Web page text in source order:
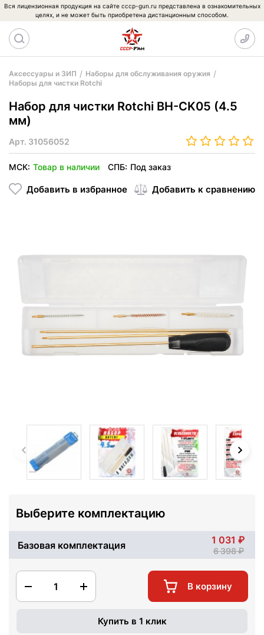
Вся лицензионная продукция на сайте cccp-gun.ru представлена в ознакомительных
целях, и не может быть приобретена дистанционным способом.
Аксессуары и ЗИП
Наборы для обслуживания оружия
Наборы для чистки Rotchi
Набор для чистки Rotchi BH-CK05 (4.5
мм)
Арт. 31056052
МСК: Товар в наличии СПБ: Под заказ
Добавить в избранное Добавить к сравнению
Выберите комплектацию
Базовая комплектация 1 031
6 398
1 В корзину
Купить в 1 клик